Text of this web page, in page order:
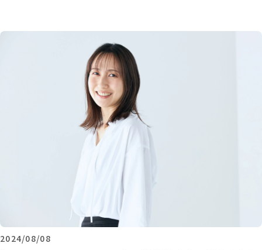
2024/08/08